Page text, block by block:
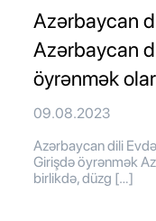
Azərbaycan
Azərbaycan
öyrənmək
09.08.2023
Azərbaycan dili
Girişdə öyrənmək
birlikdə, düzg […]